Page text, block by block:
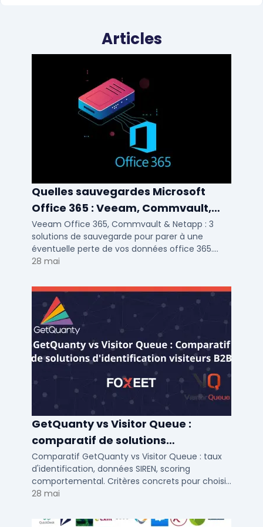
Articles
Quelles sauvegardes Microsoft
Office 365 : Veeam, Commvault,
Netapp
Veeam Office 365, Commvault & Netapp : 3
solutions de sauvegarde pour parer à une
éventuelle perte de vos données office 365.
Voici notre ...
28 mai
GetQuanty vs Visitor Queue :
comparatif de solutions
d'identification visiteurs B2B
Comparatif GetQuanty vs Visitor Queue : taux
d'identification, données SIREN, scoring
comportemental. Critères concrets pour choisir
votre solution de lead generation B2B en PME et
28 mai